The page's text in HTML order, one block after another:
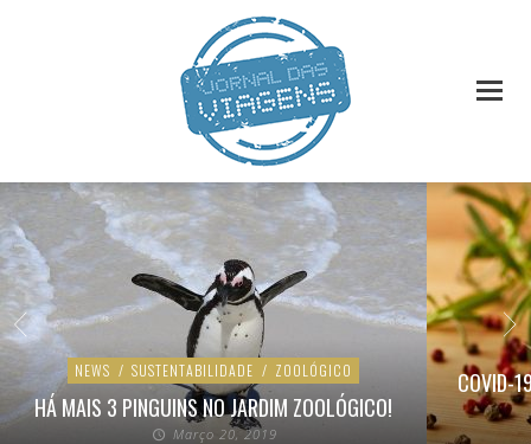
NEWS / SUSTENTABILIDADE / ZOOLÓGICO
HÁ MAIS 3 PINGUINS NO JARDIM ZOOLÓGICO!
Março 20, 2019
COVID-